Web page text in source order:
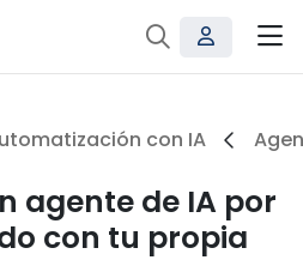
con IA
agente de IA por
con tu propia